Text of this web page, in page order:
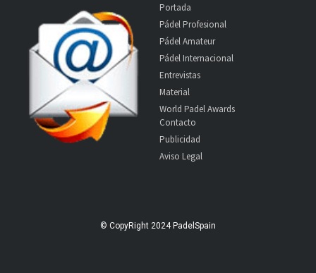
Portada
Pádel Profesional
Pádel Amateur
Pádel Internacional
Entrevistas
Material
World Padel Awards
Contacto
Publicidad
Aviso Legal
© CopyRight 2024 PadelSpain